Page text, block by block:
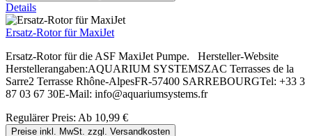
Details
Ersatz-Rotor für MaxiJet
Ersatz-Rotor für die ASF MaxiJet Pumpe. Hersteller-Website
Herstellerangaben:AQUARIUM SYSTEMSZAC Terrasses de la
Sarre2 Terrasse Rhône-AlpesFR-57400 SARREBOURGTel: +33 3
87 03 67 30E-Mail: info@aquariumsystems.fr
Regulärer Preis: Ab 10,99 €
Preise inkl. MwSt. zzgl. Versandkosten